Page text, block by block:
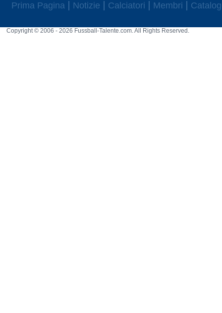
Prima Pagina Notizie Calciatori Membri
Copyright © 2006 - 2026 Fussball-Talente.com. All Rights Reserved.